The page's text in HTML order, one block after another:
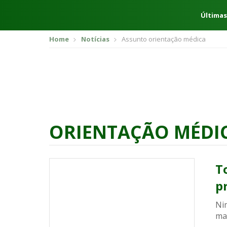
Home Notícias Assunto orientação médica
ORIENTAÇÃO